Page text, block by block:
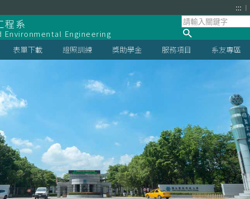
:::
程系
Engineering
表單下載 證照訓練 獎助學金 服務項目 系友專區